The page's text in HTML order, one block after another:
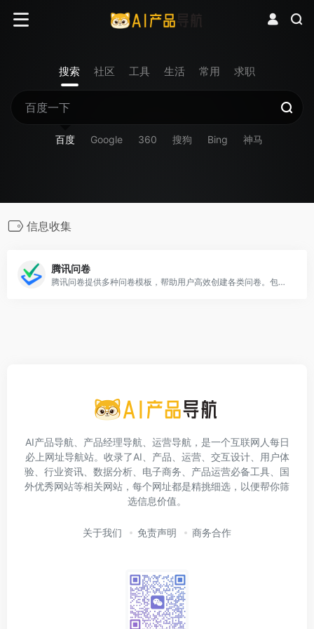
搜索 社区 工具 生活 常用 求职
百度 Google 360 搜狗 Bing 神马
信息收集
腾讯问卷
腾讯问卷提供多种问卷模板，帮助用户高效创建各类问卷。包含及调查模板、测试模板、满意度调查模板、疫情信息收集模板等。
AI产品导航、产品经理导航、运营导航，是一个互联网人每日
必上网址导航站。收录了AI、产品、运营、交互设计、用户体
验、行业资讯、数据分析、电子商务、产品运营必备工具、国
外优秀网站等相关网站，每个网址都是精挑细选，以便帮你筛
选信息价值。
关于我们 免责声明 商务合作